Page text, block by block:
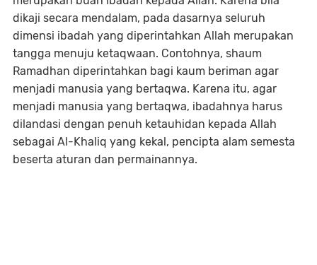
dikaji secara mendalam, pada dasarnya seluruh
dimensi ibadah yang diperintahkan Allah merupakan
tangga menuju ketaqwaan. Contohnya, shaum
Ramadhan diperintahkan bagi kaum beriman agar
menjadi manusia yang bertaqwa. Karena itu, agar
menjadi manusia yang bertaqwa, ibadahnya harus
dilandasi dengan penuh ketauhidan kepada Allah
sebagai Al-Khaliq yang kekal, pencipta alam semesta
beserta aturan dan permainannya.